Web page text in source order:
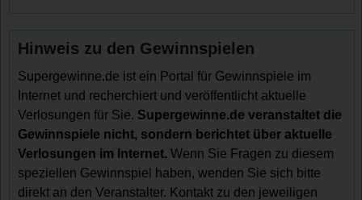
Hinweis zu den Gewinnspielen
Supergewinne.de ist ein Portal für Gewinnspiele im
Internet und recherchiert und veröffentlicht aktuelle
Verlosungen für Sie. Supergewinne.de veranstaltet die
Gewinnspiele nicht, sondern berichtet über aktuelle
Verlosungen im Internet. Wenn Sie Fragen zu diesem
speziellen Gewinnspiel haben, wenden Sie sich bitte
direkt an den Veranstalter. Kontakt zu den jeweiligen